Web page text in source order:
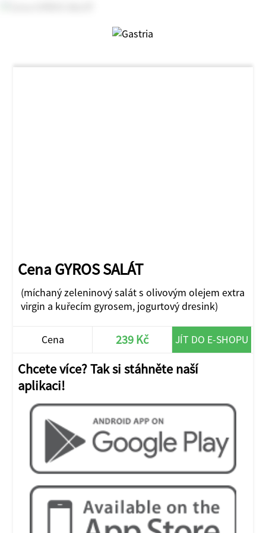
Cena GYROS SALÁT
(míchaný zeleninový salát s olivovým olejem extra
virgin a kuřecím gyrosem, jogurtový dresink)
Cena 239 Kč JÍT DO E-SHOPU
Chcete více? Tak si stáhněte naší
aplikaci!